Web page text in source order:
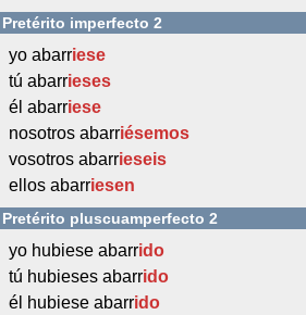
Pretérito imperfecto 2
yo abarriese
tú abarrieses
él abarriese
nosotros abarriésemos
vosotros abarrieseis
ellos abarriesen
Pretérito pluscuamperfecto 2
yo hubiese abarrido
tú hubieses abarrido
él hubiese abarrido